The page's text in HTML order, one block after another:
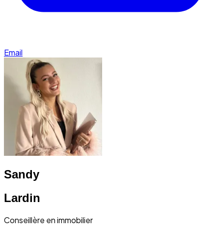
Email
Sandy
Lardin
Conseillère en immobilier